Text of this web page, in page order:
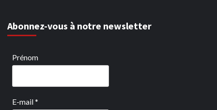
Abonnez-vous à notre newsletter
Prénom
E-mail*